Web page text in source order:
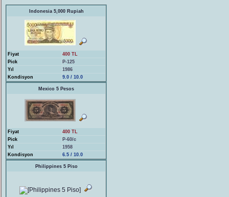
Indonesia 5,000 Rupiah
Fiyat
400 TL
Pick
P-125
Yıl
1986
Kondisyon
9.0 / 10.0
Mexico 5 Pesos
Fiyat
400 TL
Pick
P-60/c
Yıl
1958
Kondisyon
6.5 / 10.0
Philippines 5 Piso